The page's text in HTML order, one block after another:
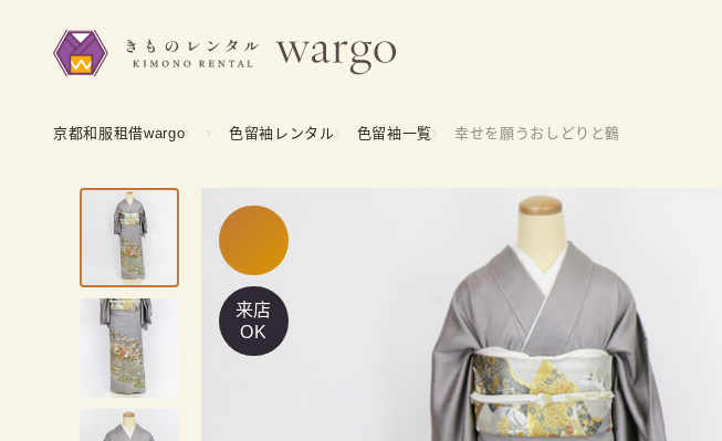
京都和服租借wargo 色留袖レンタル 色留袖一覧 幸せを願うおしどりと鶴
来店
OK